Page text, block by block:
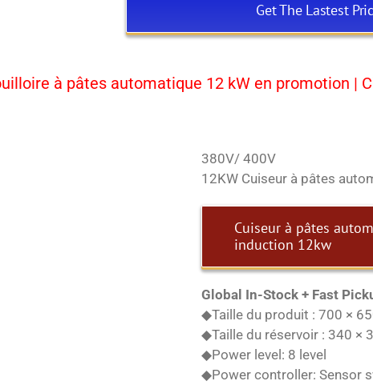
Get The Lastest
à pâtes automatique 12 kW en promotion |
380V/ 400V
12KW Cuiseur à pâtes
Cuiseur à pâtes
induction 12kw
Global In-Stock + Fast
◆Taille du produit : 700 ×
◆Taille du réservoir : 340 ×
◆Power level: 8 level
◆Power controller: Sensor